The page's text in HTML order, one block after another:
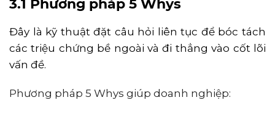
3.1 Phương pháp 5 Whys
Đây là kỹ thuật đặt câu hỏi liên tục để bóc tách
các triệu chứng bề ngoài và đi thẳng vào cốt lõi
vấn đề.
Phương pháp 5 Whys giúp doanh nghiệp: